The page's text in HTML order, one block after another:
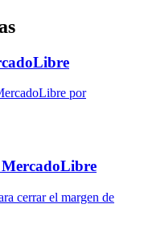
por
MercadoLibre
cerrar el margen de